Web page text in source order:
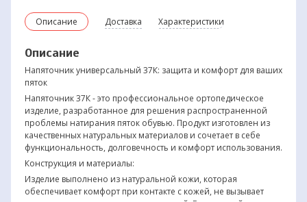
Описание Доставка Характеристики
Описание
Напяточник универсальный 37К: защита и комфорт для ваших
пяток
Напяточник 37К - это профессиональное ортопедическое
изделие, разработанное для решения распространенной
проблемы натирания пяток обувью. Продукт изготовлен из
качественных натуральных материалов и сочетает в себе
функциональность, долговечность и комфорт использования.
Конструкция и материалы:
Изделие выполнено из натуральной кожи, которая
обеспечивает комфорт при контакте с кожей, не вызывает